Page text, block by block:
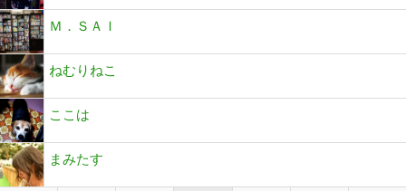
Ｍ．ＳＡＩ
ねむりねこ
ここは
まみたす